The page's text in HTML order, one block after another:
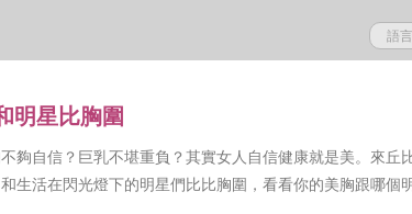
語
明星比胸圍
夠自信？巨乳不堪重負？其實女人自信健康就是美。來丘
生活在閃光燈下的明星們比比胸圍，看看你的美胸跟哪個